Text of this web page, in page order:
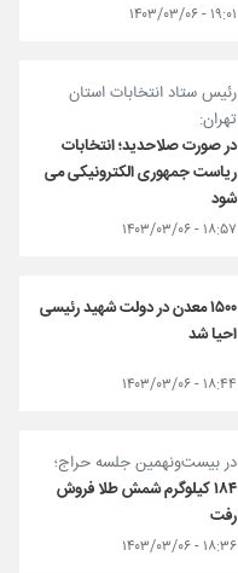
۱۹:۰۱ - ۱۴۰۳/۰۳/۰۶
رئیس ستاد انتخابات استان
تهران:
در صورت صلاحدید؛ انتخابات
ریاست جمهوری الکترونیکی می
شود
۱۸:۵۷ - ۱۴۰۳/۰۳/۰۶
۱۵۰۰ معدن در دولت شهید رئیسی
احیا شد
۱۸:۴۴ - ۱۴۰۳/۰۳/۰۶
در بیست‌ونهمین جلسه حراج؛
۱۸۴ کیلوگرم شمش طلا فروش
رفت
۱۸:۳۶ - ۱۴۰۳/۰۳/۰۶